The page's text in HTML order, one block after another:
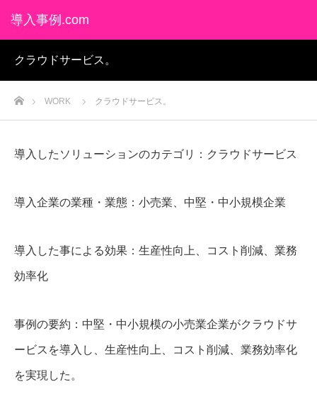
導入事例.com
クラウドサービス。
ホームWORK クラウドサービス。
導入したソリューションのカテゴリ：クラウドサービス
導入企業の業種・業態：小売業、中堅・中小規模企業
導入した事による効果：生産性向上、コスト削減、業務
効率化
事例の要約：中堅・中小規模の小売業企業がクラウドサ
ービスを導入し、生産性向上、コスト削減、業務効率化
を実現した。